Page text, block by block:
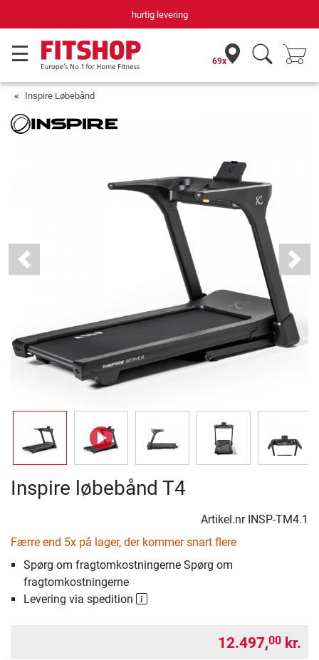
Din hjemmefitnessekspert gennem 42 år
69x
Inspire Løbebånd
Previous Next
Inspire løbebånd T4
Artikel.nr INSP-TM4.1
Færre end 5x på lager, der kommer snart flere
Spørg om fragtomkostningerne Spørg om
fragtomkostningerne
Levering via spedition
12.497,00 kr.